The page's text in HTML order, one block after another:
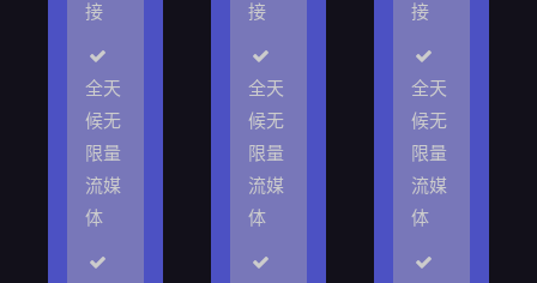
接
全天
候无
限量
流媒
体
接
全天
候无
限量
流媒
体
接
全天
候无
限量
流媒
体